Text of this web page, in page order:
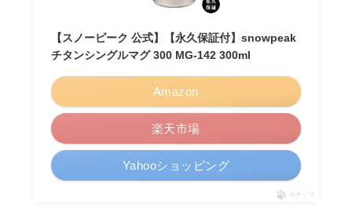
【スノーピーク 公式】【永久保証付】snowpeak
チタンシングルマグ 300 MG-142 300ml
Amazon
楽天市場
Yahooショッピング
ポチップ